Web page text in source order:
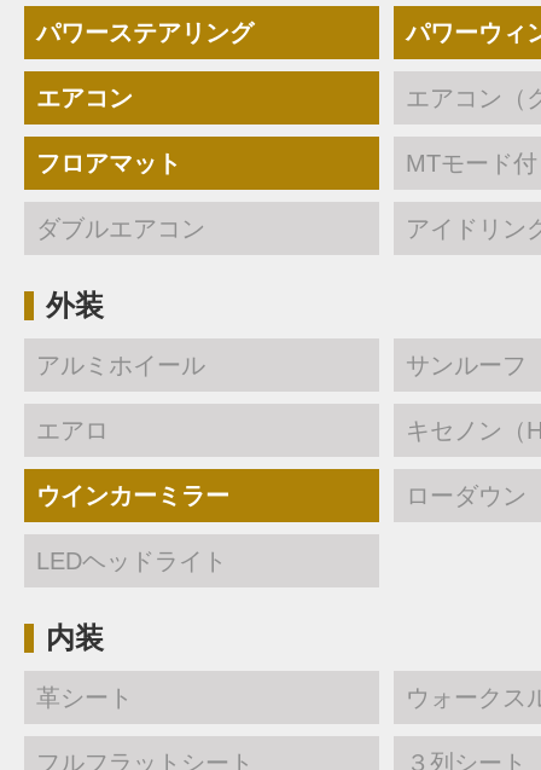
パワーステアリング パワーウィ
エアコン エアコン（
フロアマット MTモード
ダブルエアコン アイドリン
外装
アルミホイール サンルーフ
エアロ キセノン（
ウインカーミラー ローダウン
LEDヘッドライト
内装
革シート ウォークス
フルフラットシート ３列シート